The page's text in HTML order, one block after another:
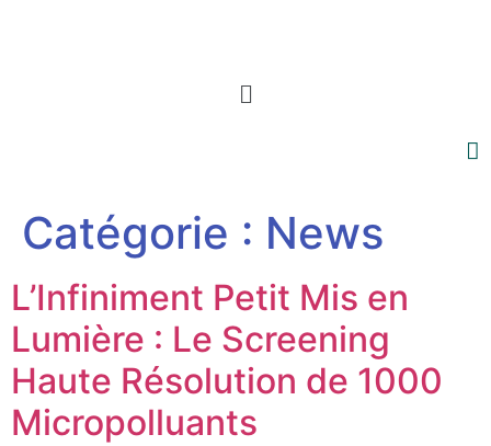
Menu
Catégorie : News
L’Infiniment Petit Mis en
Lumière : Le Screening
Haute Résolution de 1000
Micropolluants